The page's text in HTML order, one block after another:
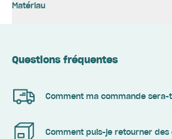
Matériau
Questions fréquentes
Comment ma commande sera-
Comment puis-je retourner des